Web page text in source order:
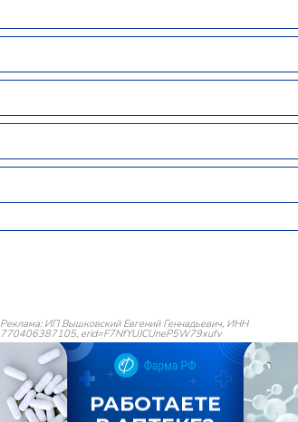
Реклама: ИП Вышковский Евгений Геннадьевич, ИНН
770406387105, erid=F7NfYUJCUneP5W79xufv